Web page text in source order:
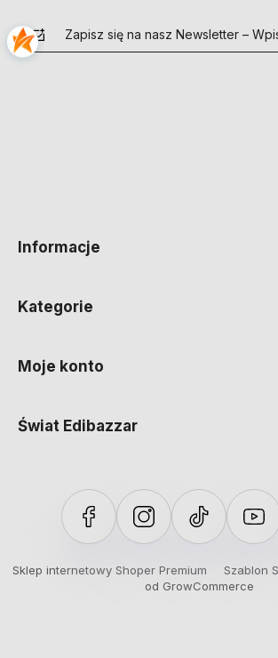
Zapisz się na nasz Newsletter –
Informacje
Kategorie
Moje konto
Świat Edibazzar
Sklep internetowy Shoper Premium
Szablon
od GrowCommerce